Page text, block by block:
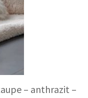
– anthrazit –